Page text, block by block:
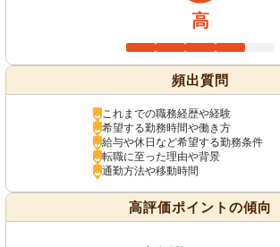
高
頻出質問
これまでの職務経歴や経験
希望する勤務時間や働き方
給与や休日など希望する勤務条件
転職に至った理由や背景
通勤方法や移動時間
高評価ポイントの傾向